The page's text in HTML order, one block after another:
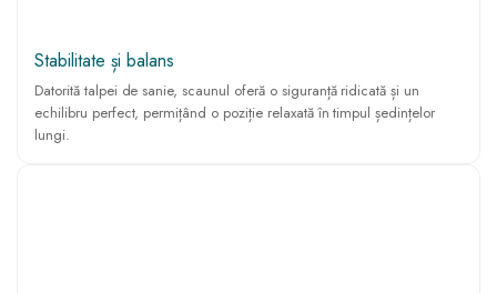
Stabilitate și balans
Datorită talpei de sanie, scaunul oferă o siguranță ridicată și un
echilibru perfect, permițând o poziție relaxată în timpul ședințelor
lungi.